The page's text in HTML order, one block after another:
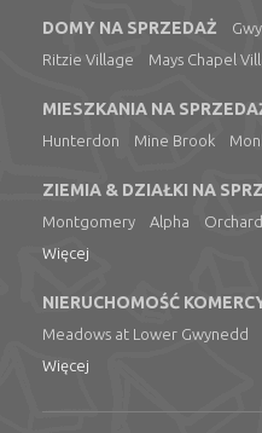
DOMY NA SPRZEDAŻ
Ritzie Village
Mays Chapel
MIESZKANIA NA
Hunterdon
Mine Brook
ZIEMIA & DZIAŁKI NA
Montgomery
Alpha
Więcej
NIERUCHOMOŚĆ
Meadows at Lower Gwynedd
Więcej